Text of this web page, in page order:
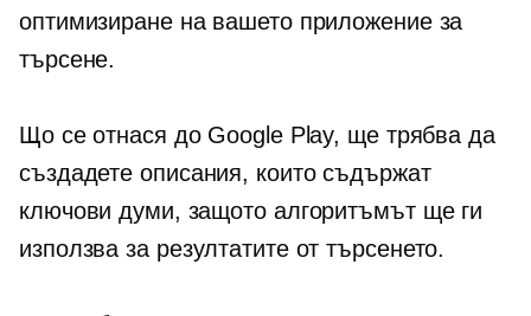
оптимизиране на вашето приложение за
търсене.
Що се отнася до Google Play, ще трябва да
създадете описания, които съдържат
ключови думи, защото алгоритъмът ще ги
използва за резултатите от търсенето.